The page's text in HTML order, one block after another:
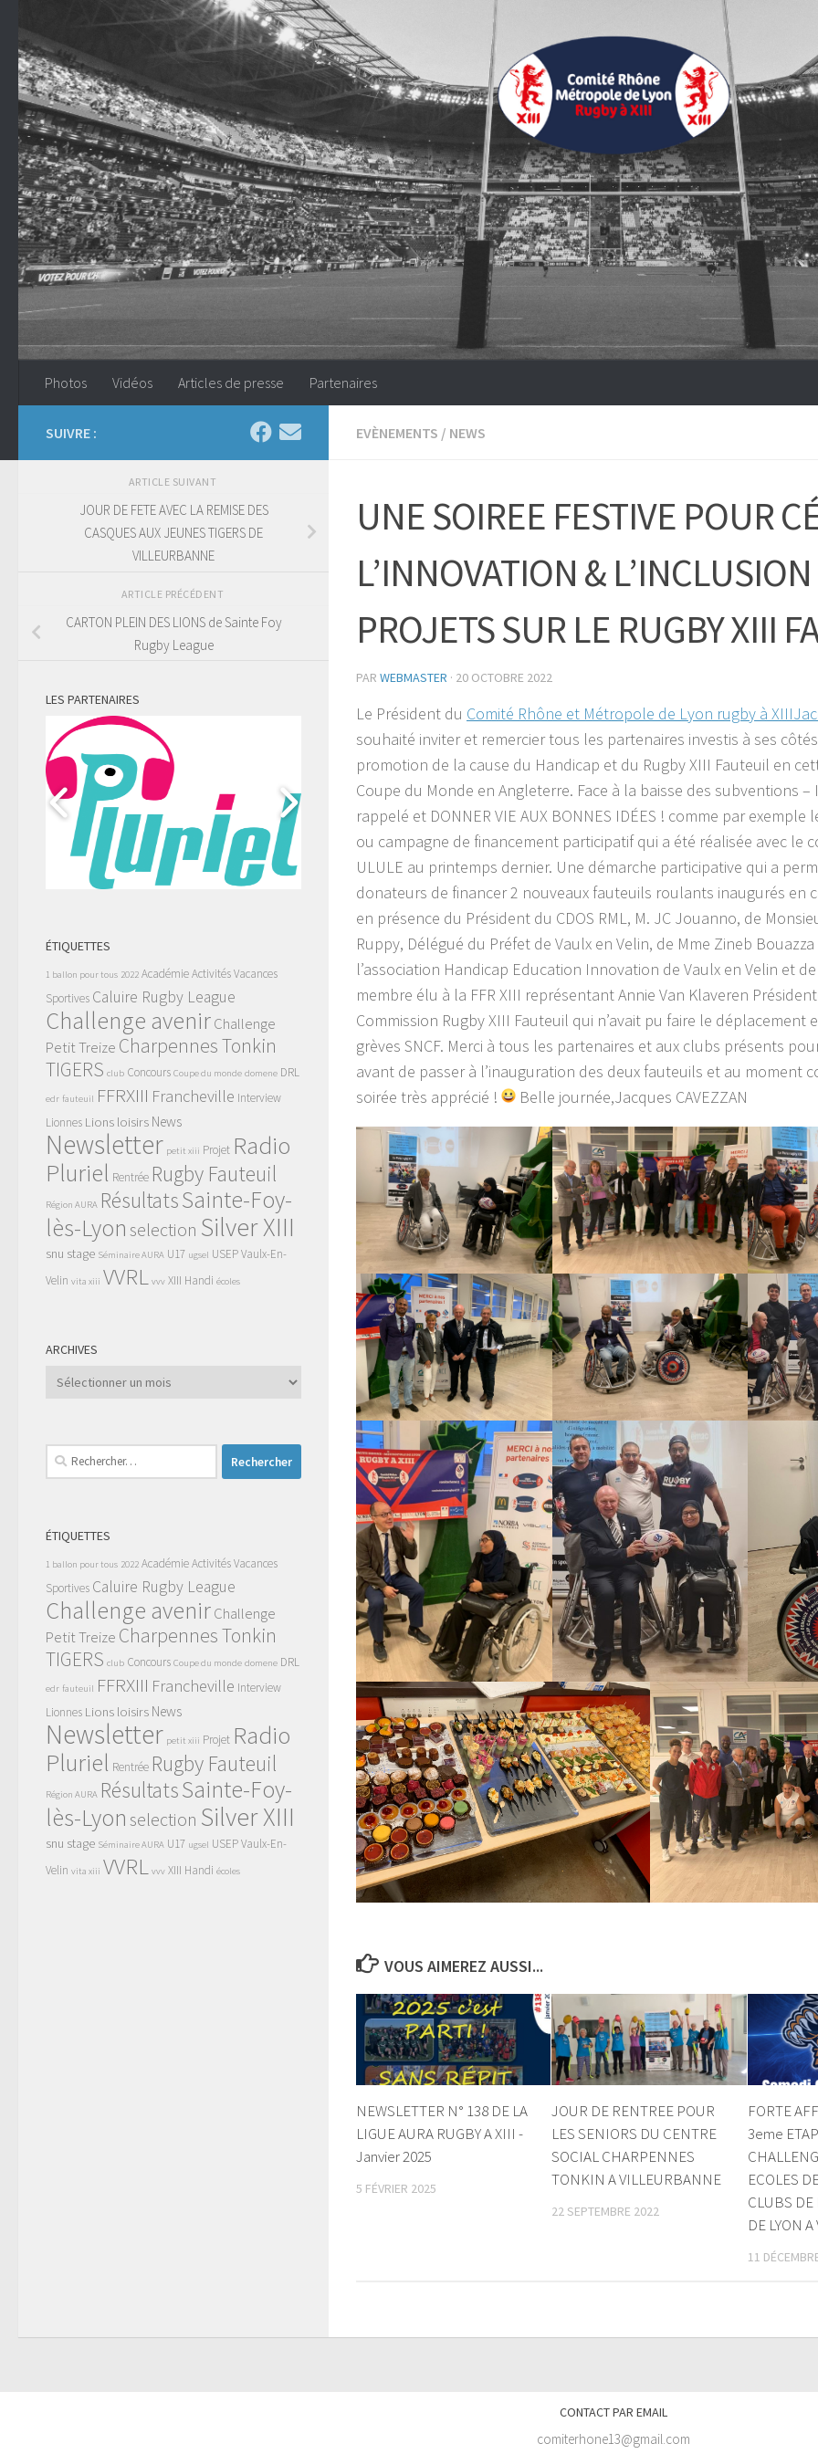
Skip to content
Photos Vidéos Articles de presse Partenaires
EVÈNEMENTS / NEWS
UNE SOIREE FESTIVE POUR
L’INNOVATION &
PROJETS SUR LE RUGBY XIII
PAR WEBMASTER · 20 OCTOBRE 2022
Le Président du Comité Rhône et Métropole de Lyon rugby à XIII
souhaité inviter et remercier tous les partenaires investis à ses
promotion de la cause du Handicap et du Rugby XIII Fauteuil en
Coupe du Monde en Angleterre. Face à la baisse des subventions
rappelé et DONNER VIE AUX BONNES IDÉES ! comme par exemple
ou campagne de financement participatif qui a été réalisée avec le
ULULE au printemps dernier. Une démarche participative qui a
donateurs de financer 2 nouveaux fauteuils roulants inaugurés en
en présence du Président du CDOS RML, M. JC Jouanno, de
Ruppy, Délégué du Préfet de Vaulx en Velin, de Mme Zineb
l’association Handicap Education Innovation de Vaulx en Velin et de
membre élu à la FFR XIII représentant Annie Van Klaveren
Commission Rugby XIII Fauteuil qui n’avait pu faire le déplacement
grèves SNCF. Merci à tous les partenaires et aux clubs présents
avant de passer à l’inauguration des deux fauteuils et au moment
soirée très apprécié !
Belle journée,Jacques CAVEZZAN
VOUS AIMEREZ AUSSI...
NEWSLETTER N° 138 DE LA
LIGUE AURA RUGBY A XIII -
Janvier 2025
5 FÉVRIER 2025
JOUR DE RENTREE POUR
LES SENIORS DU CENTRE
SOCIAL CHARPENNES
TONKIN A VILLEURBANNE
22 SEPTEMBRE 2022
FORTE
3eme
ECOLES
CLUBS DE
DE LYON
11
SUIVRE :
ARTICLE SUIVANT
JOUR DE FETE AVEC LA REMISE DES
CASQUES AUX JEUNES TIGERS DE
VILLEURBANNE
ARTICLE PRÉCÉDENT
CARTON PLEIN DES LIONS de Sainte Foy
Rugby League
LES PARTENAIRES
ÉTIQUETTES
1 ballon pour tous 2022 AcadémieActivités Vacances
Sportives Caluire Rugby League
Challenge avenirChallenge
Petit Treize Charpennes Tonkin
TIGERS club Concours Coupe du monde domene DRL
edr fauteuil FFRXIII Francheville Interview
Lionnes Lions loisirs News
Newsletter petit xiii Projet Radio
Pluriel Rentrée Rugby Fauteuil
Région AURA RésultatsSainte-Foy-
lès-Lyon selection Silver XIII
snu stage Séminaire AURA U17 ugsel USEPVaulx-En-
Velin vita xiii VVRL vvv XIII Handi écoles
ARCHIVES
Archives
Rechercher :
ÉTIQUETTES
1 ballon pour tous 2022 AcadémieActivités Vacances
Sportives Caluire Rugby League
Challenge avenirChallenge
Petit Treize Charpennes Tonkin
TIGERS club Concours Coupe du monde domene DRL
edr fauteuil FFRXIII Francheville Interview
Lionnes Lions loisirs News
Newsletter petit xiii Projet Radio
Pluriel Rentrée Rugby Fauteuil
Région AURA RésultatsSainte-Foy-
lès-Lyon selection Silver XIII
snu stage Séminaire AURA U17 ugsel USEPVaulx-En-
Velin vita xiii VVRL vvv XIII Handi écoles
CONTACT PAR EMAIL
comiterhone13@gmail.com